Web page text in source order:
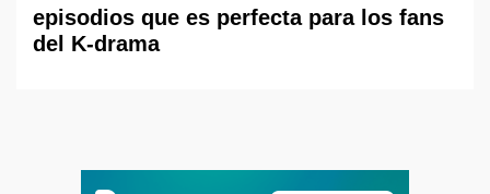
episodios que es perfecta para los fans
del K-drama